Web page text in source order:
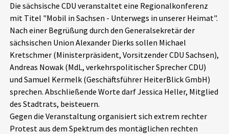
Leipziger Zustände
Schlaglichter
Phänomene
Aktuelles
Die sächsische CDU veranstaltet eine Regionalkonferenz
mit Titel "Mobil in Sachsen - Unterwegs in unserer Heimat".
Nach einer Begrüßung durch den Generalsekretär der
sächsischen Union Alexander Dierks sollen Michael
Kretschmer (Ministerpräsident, Vorsitzender CDU Sachsen),
Andreas Nowak (MdL, verkehrspolitischer Sprecher CDU)
und Samuel Kermelk (Geschäftsführer HeiterBlick GmbH)
sprechen. Abschließende Worte darf Jessica Heller, Mitglied
des Stadtrats, beisteuern.
Gegen die Veranstaltung organisiert sich extrem rechter
Protest aus dem Spektrum des montäglichen rechten